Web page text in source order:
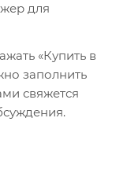
для
«Купить в
заполнить
свяжется